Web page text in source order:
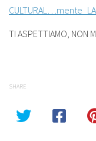
CULTURAL…mente_LA
TI ASPETTIAMO, NON
SHARE